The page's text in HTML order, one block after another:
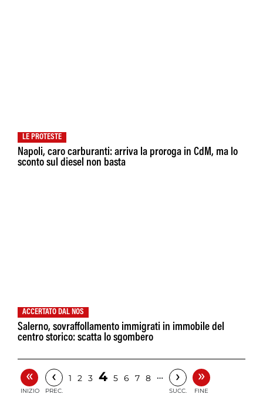
LE PROTESTE
Napoli, caro carburanti: arriva la proroga in CdM, ma lo
sconto sul diesel non basta
ACCERTATO DAL NOS
Salerno, sovraffollamento immigrati in immobile del
centro storico: scatta lo sgombero
«
INIZIO
‹
PREC.
1 2 3 4 5 6 7 8 … ›
SUCC.
»
FINE